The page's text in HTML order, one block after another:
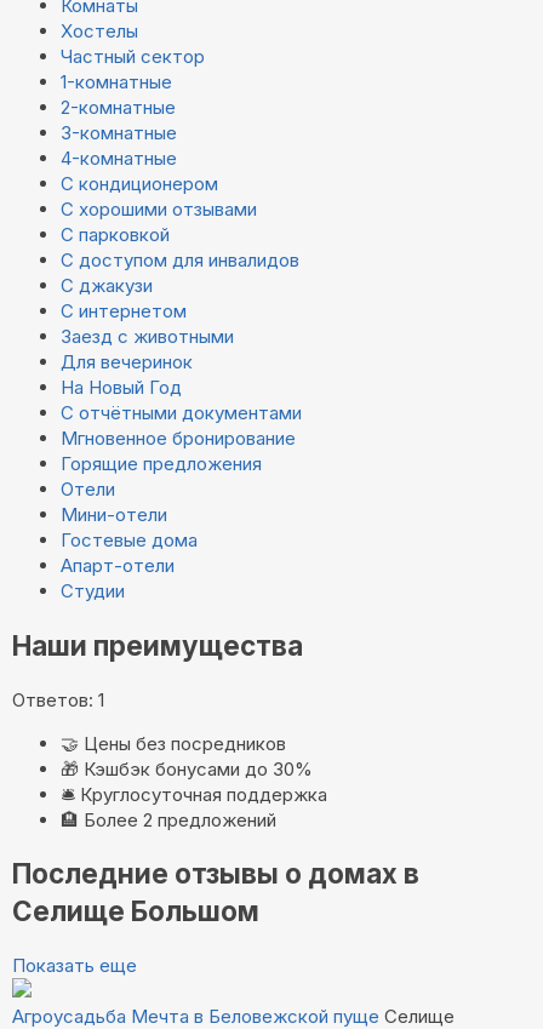
Комнаты
Хостелы
Частный сектор
1-комнатные
2-комнатные
3-комнатные
4-комнатные
С кондиционером
С хорошими отзывами
С парковкой
С доступом для инвалидов
С джакузи
С интернетом
Заезд с животными
Для вечеринок
На Новый Год
С отчётными документами
Мгновенное бронирование
Горящие предложения
Отели
Мини-отели
Гостевые дома
Апарт-отели
Студии
Наши преимущества
Ответов: 1
🤝 Цены без посредников
🎁 Кэшбэк бонусами до 30%
🛎️ Круглосуточная поддержка
🏨 Более 2 предложений
Последние отзывы о домах в
Селище Большом
Показать еще
Агроусадьба Мечта в Беловежской пуще Селище